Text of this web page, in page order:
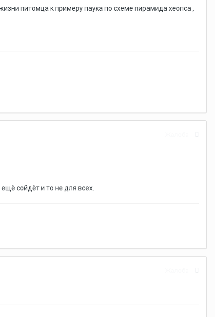
питомца к примеру паука по схеме пирамида хеопса ,
сойдёт и то не для всех.